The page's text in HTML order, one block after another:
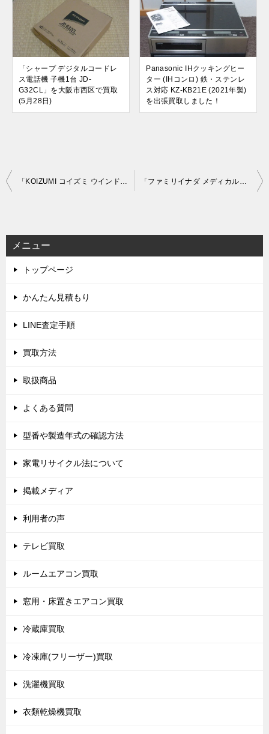
「シャープ デジタルコードレ
ス電話機 子機1台 JD-
G32CL」を大阪市西区で買取
(5月28日)
Panasonic IHクッキングヒー
ター (IHコンロ) 鉄・ステンレ
ス対応 KZ-KB21E (2021年製)
を出張買取しました！
投
ビ
ゲ
ー
シ
「KOIZUMI コイズミ ウインド形ルームエアコン KAW-1682」を大阪市中央区で買取(6月10日) 「ファミリイナダ メディカルチェア 和(なごみ) FMC-X503E2」を大阪府枚方市で買取(6月17日)
メニュー
トップページ
かんたん見積もり
LINE査定手順
買取方法
取扱商品
よくある質問
型番や製造年式の確認方法
家電リサイクル法について
掲載メディア
利用者の声
テレビ買取
ルームエアコン買取
窓用・床置きエアコン買取
冷蔵庫買取
冷凍庫(フリーザー)買取
洗濯機買取
衣類乾燥機買取